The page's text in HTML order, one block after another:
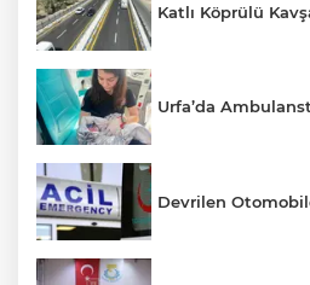
Katlı Köprülü
Urfa’da
Devrilen